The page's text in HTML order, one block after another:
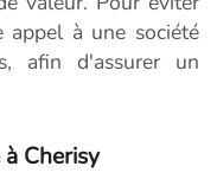
appel à une société
afin d'assurer un
Cherisy